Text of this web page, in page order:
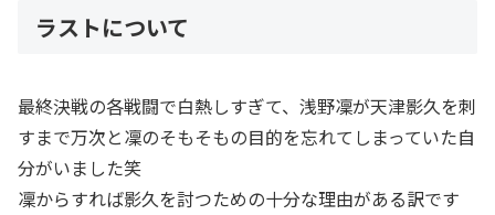
ラストについて
最終決戦の各戦闘で白熱しすぎて、浅野凜が天津影久を刺
すまで万次と凜のそもそもの目的を忘れてしまっていた自
分がいました笑
凜からすれば影久を討つための十分な理由がある訳です